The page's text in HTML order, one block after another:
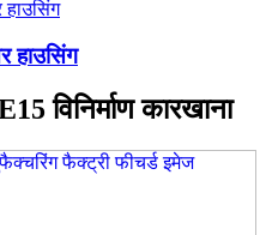
हाउसिंग
विनिर्माण कारखाना